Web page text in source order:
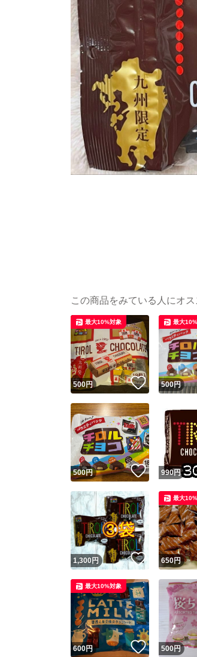
この商品をみている人にオス
500円 いいね！
最大10%対象
500円
最大
500円 いいね！
990円
1,300 円 いいね！
650円
最大
600円 いいね！
最大10%対象
500円